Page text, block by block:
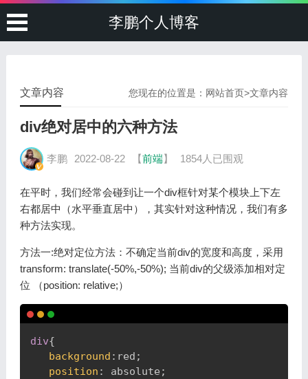
李鹏个人博客
您现在的位置是： 网站首页>文章内容
文章内容
div绝对居中的六种方法
李鹏 2022-08-22 【前端】 1854人已围观
在平时，我们经常会碰到让一个div框针对某个模块上下左
右都居中（水平垂直居中），其实针对这种情况，我们有多
种方法实现。
方法一:绝对定位方法：不确定当前div的宽度和高度，采用
transform: translate(-50%,-50%); 当前div的父级添加相对定
位 （position: relative;）
div{
background : red ;
position : absolute ;